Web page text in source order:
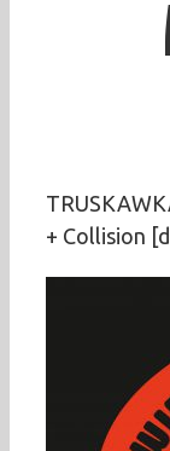
+ Collision